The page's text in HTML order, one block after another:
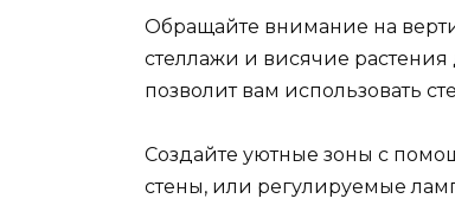
Обращайте внимание на
стеллажи и висячие
позволит вам использовать
Создайте уютные зоны с
стены, или регулируемые